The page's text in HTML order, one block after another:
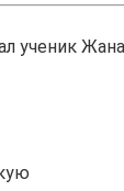
ученик